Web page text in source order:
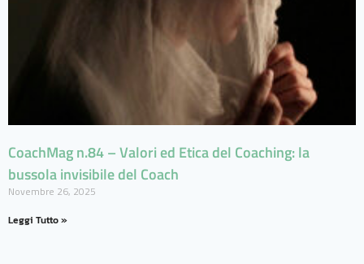
CoachMag n.84 – Valori ed Etica del Coaching: la
bussola invisibile del Coach
Novembre 26, 2025
Leggi Tutto »